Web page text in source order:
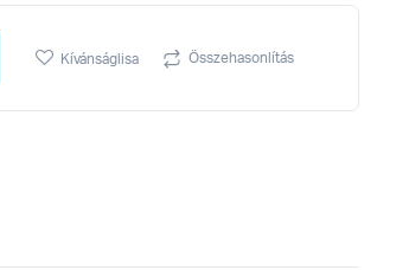
Kívánságlisa Összehasonlítás